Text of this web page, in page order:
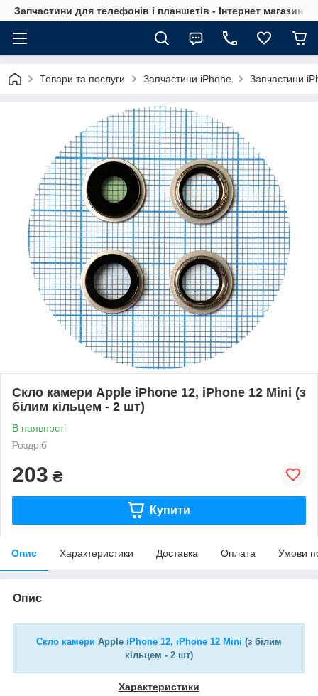
Запчастини для телефонів і планшетів - Інтернет магазин
Товари та послуги Запчастини iPhone Запчастини
Скло камери Apple iPhone 12, iPhone 12 Mini (з
білим кільцем - 2 шт)
В наявності
Роздріб
203 ₴
Купити
Опис Характеристики Доставка Оплата Умови
Опис
Скло камери Apple iPhone 12, iPhone 12 Mini (з білим
кільцем - 2 шт)
Характеристики